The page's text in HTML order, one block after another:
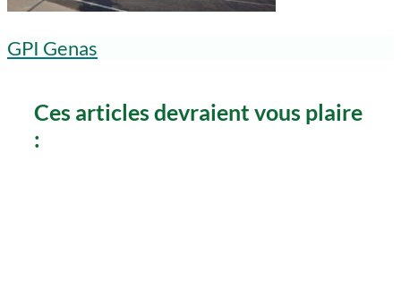
GPI Genas
Ces articles devraient vous plaire
: